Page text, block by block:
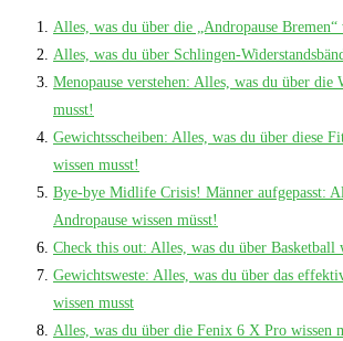
Alles, was du über die „Andropause Bremen“
Alles, was du über Schlingen-
Menopause verstehen: Alles, was du über die
musst!
Gewichtsscheiben: Alles, was du über diese
wissen musst!
Bye-bye Midlife Crisis! Männer aufgepasst:
Andropause wissen müsst!
Check this out: Alles, was du über Basketball
Gewichtsweste: Alles, was du über das
wissen musst
Alles, was du über die Fenix 6 X Pro wissen